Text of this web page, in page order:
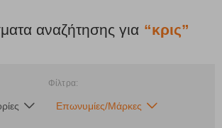
αναζήτησης για “κρις”
Φίλτρα:
Επωνυμίες/Μάρκες